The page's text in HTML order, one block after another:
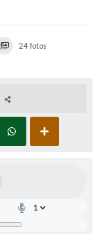
24 fotos